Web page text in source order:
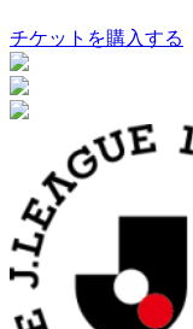
チケットを購入する